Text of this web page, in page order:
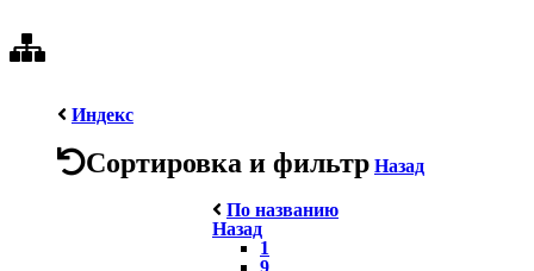
Индекс
Сортировка и фильтр Назад
По названию
Назад
1
9